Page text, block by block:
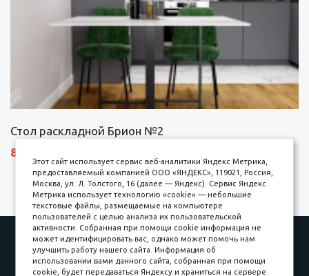
Стол раскладной Брион №2
8690 р.
Наши работы
Оплата
Доставка и сборка
Гарантии
Этот сайт использует сервис веб-аналитики Яндекс Метрика,
предоставляемый компанией ООО «ЯНДЕКС», 119021, Россия,
Москва, ул. Л. Толстого, 16 (далее — Яндекс). Сервис Яндекс
Метрика использует технологию «cookie» — небольшие
текстовые файлы, размещаемые на компьютере
пользователей с целью анализа их пользовательской
активности. Собранная при помощи cookie информация не
может идентифицировать вас, однако может помочь нам
улучшить работу нашего сайта. Информация об
использовании вами данного сайта, собранная при помощи
cookie, будет передаваться Яндексу и храниться на сервере